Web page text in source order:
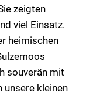
zeigten
viel Einsatz.
heimischen
souverän mit
unsere kleinen